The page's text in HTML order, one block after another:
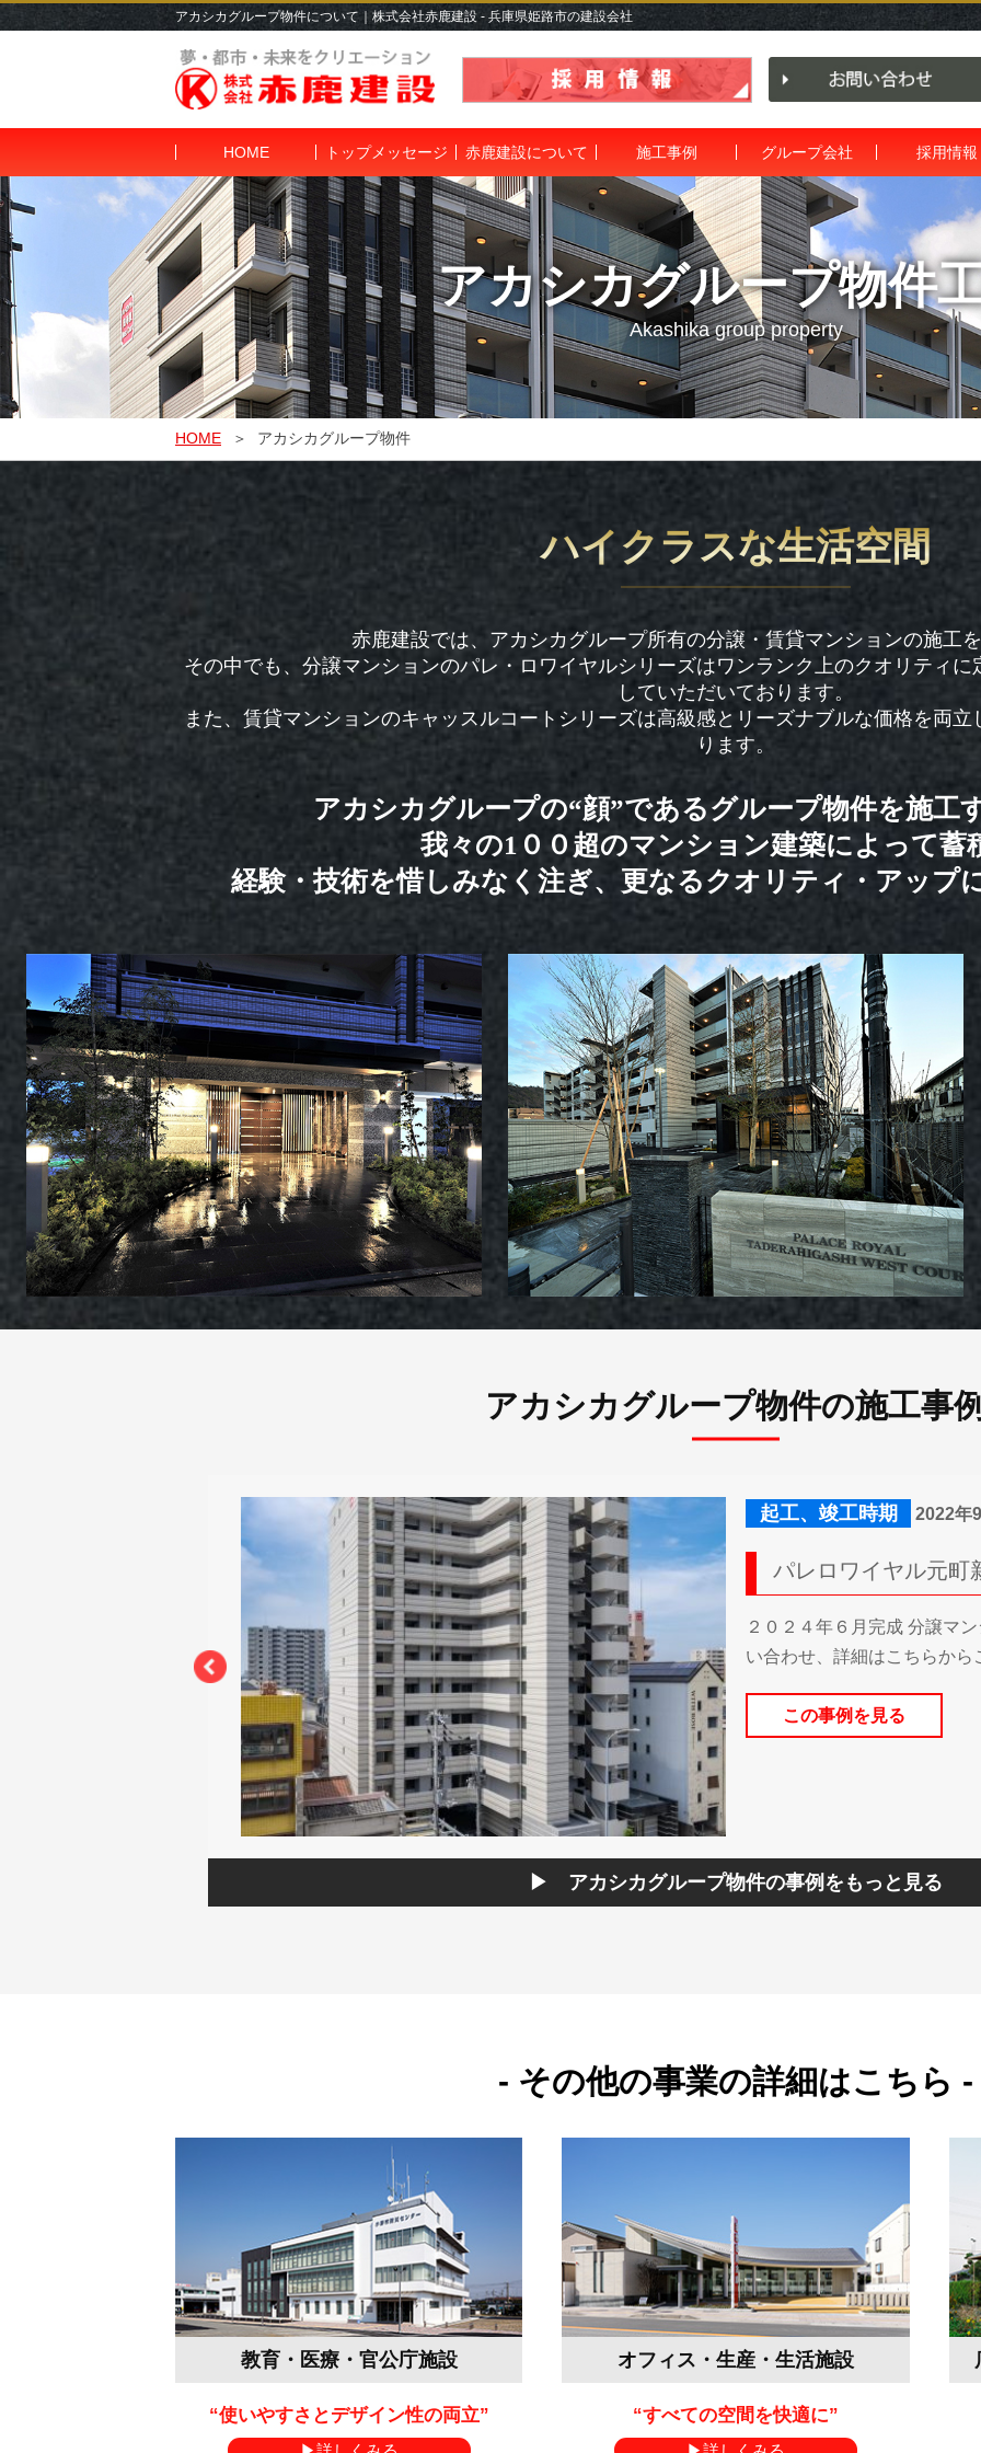
アカシカグループ物件について｜株式会社赤鹿建設 - 兵庫県姫路市の建設会社
HOME トップメッセージ 赤鹿建設について 施工事例 グループ会社 採用情報
アカシカグループ物件
Akashika group property
HOME アカシカグループ物件
ハイクラスな生活空間
赤鹿建設では、アカシカグループ所有の分譲・賃貸マンションの施工
その中でも、分譲マンションのパレ・ロワイヤルシリーズはワンランク上のクオリティ
していただいております。
また、賃貸マンションのキャッスルコートシリーズは高級感とリーズナブルな価格を両
ります。
アカシカグループの“顔”であるグループ物件を施工
我々の1００超のマンション建築によって蓄
経験・技術を惜しみなく注ぎ、更なるクオリティ・アップ
アカシカグループ物件の施工事
ン、一部賃貸もございま
起工、竣工時期 2022年
パレロワイヤル元町
２０２４年６月完成 分譲マ
い合わせ、詳細はこちらから
この事例を見る
アカシカグループ物件の事例を もっと見る
その他の事業の詳細はこちら
教育・医療・官公庁施設
“使いやすさとデザイン性の両立”
オフィス・生産・生活施設
“すべての空間を快適に”